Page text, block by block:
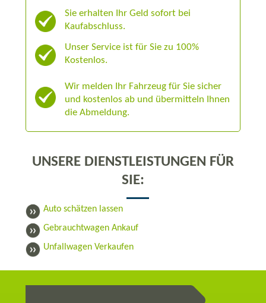
Sie erhalten Ihr Geld sofort bei
Kaufabschluss.
Unser Service ist für Sie zu 100%
Kostenlos.
Wir melden Ihr Fahrzeug für Sie sicher
und kostenlos ab und übermitteln Ihnen
die Abmeldung.
UNSERE DIENSTLEISTUNGEN FÜR
SIE:
Auto schätzen lassen
Gebrauchtwagen Ankauf
Unfallwagen Verkaufen